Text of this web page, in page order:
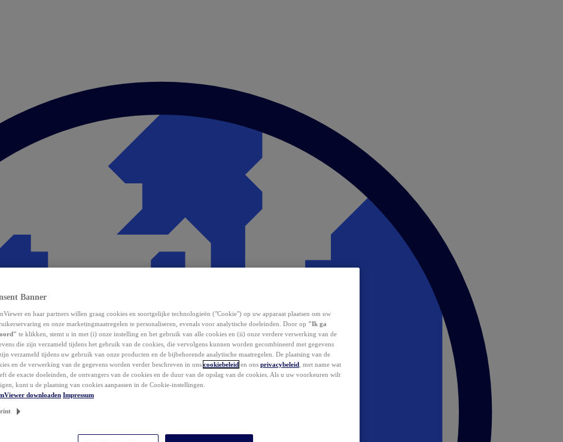
Banner
en haar partners willen graag cookies en soortgelijke technologieën ("Cookie") op uw apparaat plaatsen om uw
en onze marketingmaatregelen te personaliseren, evenals voor analytische doeleinden. Door op "Ik ga
te klikken, stemt u in met (i) onze instelling en het gebruik van alle cookies en (ii) onze verdere verwerking van de
die zijn verzameld tijdens het gebruik van de cookies, die vervolgens kunnen worden gecombineerd met gegevens
verzameld tijdens uw gebruik van onze producten en de bijbehorende analytische maatregelen. De plaatsing van de
en de verwerking van de gegevens worden verder beschreven in ons cookiebeleid en ons privacybeleid , met name wat
de exacte doeleinden, de ontvangers van de cookies en de duur van de opslag van de cookies. Als u uw voorkeuren wilt
kunt u de plaatsing van cookies aanpassen in de Cookie-instellingen.
downloaden Impressum